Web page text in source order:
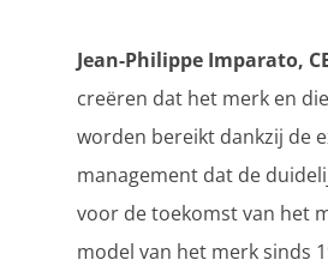
Jean-Philippe Imparato,
creëren dat het merk en
worden bereikt dankzij de
management dat de
voor de toekomst van het
model van het merk sinds